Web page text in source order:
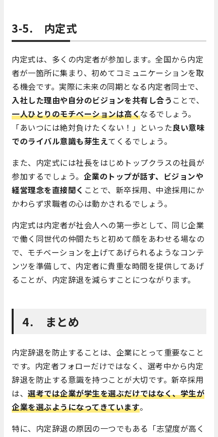
3-5. 内定式
内定式は、多くの内定者が参加します。全国から内定
者が一箇所に集まり、初めてコミュニケーションを取
る機会です。実際に未来の同期となる内定者同士で、
入社した理由や自分のビジョンを共有し合う ことで、
一人ひとりのモチベーションは高くなるでしょう。
「あいつには絶対負けたくない！」といった良い意味
でのライバル意識も芽生えてくるでしょう。
また、内定式には社長をはじめトップクラスの社員が
参加するでしょう。 企業のトップが話す、ビジョンや
経営理念を直接聞く ことで、新卒採用、中途採用にか
かわらず求職者の心は動かされるでしょう。
内定式は内定者が社会人への第一歩として、同じ企業
で働く同世代の仲間たちと初めて顔をあわせる場なの
で、モチベーションを上げてあげられるようなコンテ
ンツを準備して、内定者に貴重な時間を提供してあげ
ることが、内定辞退を減らすことにつながります。
4. まとめ
内定辞退を防止することは、企業にとって重要なこと
です。内定者フォローだけではなく、選考中から内定
辞退を防止する意識を持つことが大切です。新卒採用
は、 選考では企業が学生を選ぶだけではなく、学生が
企業を選ぶようになってきています。
特に、内定辞退の原因の一つでもある「志望度が高く